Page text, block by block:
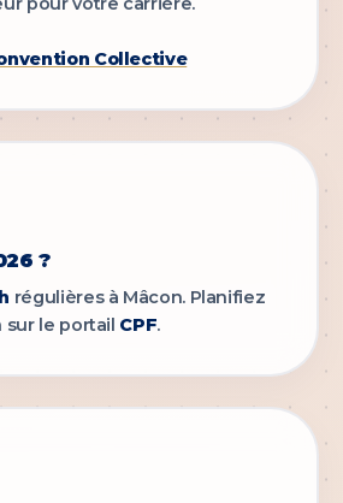
Collective
?
régulières à Mâcon. Planifiez
le portail CPF.